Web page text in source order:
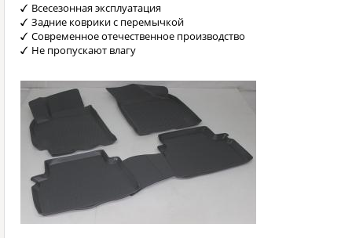
Всесезонная эксплуатация
Задние коврики с перемычкой
Современное отечественное производство
Не пропускают влагу